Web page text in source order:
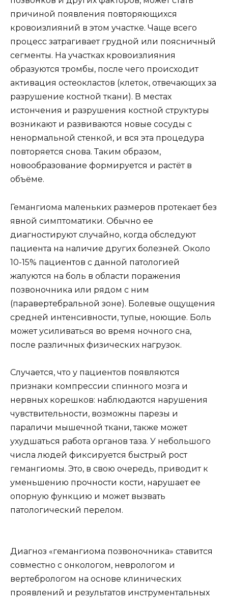
причиной появления повторяющихся
кровоизлияний в этом участке. Чаще всего
процесс затрагивает грудной или поясничный
сегменты. На участках кровоизлияния
образуются тромбы, после чего происходит
активация остеокластов (клеток, отвечающих за
разрушение костной ткани). В местах
истончения и разрушения костной структуры
возникают и развиваются новые сосуды с
ненормальной стенкой, и вся эта процедура
повторяется снова. Таким образом,
новообразование формируется и растёт в
объёме.
Гемангиома маленьких размеров протекает без
явной симптоматики. Обычно ее
диагностируют случайно, когда обследуют
пациента на наличие других болезней. Около
10-15% пациентов с данной патологией
жалуются на боль в области поражения
позвоночника или рядом с ним
(паравертебральной зоне). Болевые ощущения
средней интенсивности, тупые, ноющие. Боль
может усиливаться во время ночного сна,
после различных физических нагрузок.
Случается, что у пациентов появляются
признаки компрессии спинного мозга и
нервных корешков: наблюдаются нарушения
чувствительности, возможны парезы и
параличи мышечной ткани, также может
ухудшаться работа органов таза. У небольшого
числа людей фиксируется быстрый рост
гемангиомы. Это, в свою очередь, приводит к
уменьшению прочности кости, нарушает ее
опорную функцию и может вызвать
патологический перелом.
Диагноз «гемангиома позвоночника» ставится
совместно с онкологом, неврологом и
вертебрологом на основе клинических
проявлений и результатов инструментальных